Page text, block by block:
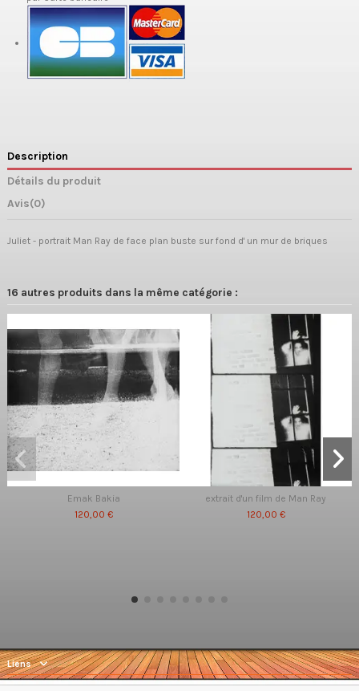
Description
Détails du produit
Avis(0)
Juliet - portrait Man Ray de face plan buste sur fond d' un mur de briques
16 autres produits dans la même catégorie :
Emak Bakia
120,00 €
extrait d'un film de Man Ray
120,00 €
Liens